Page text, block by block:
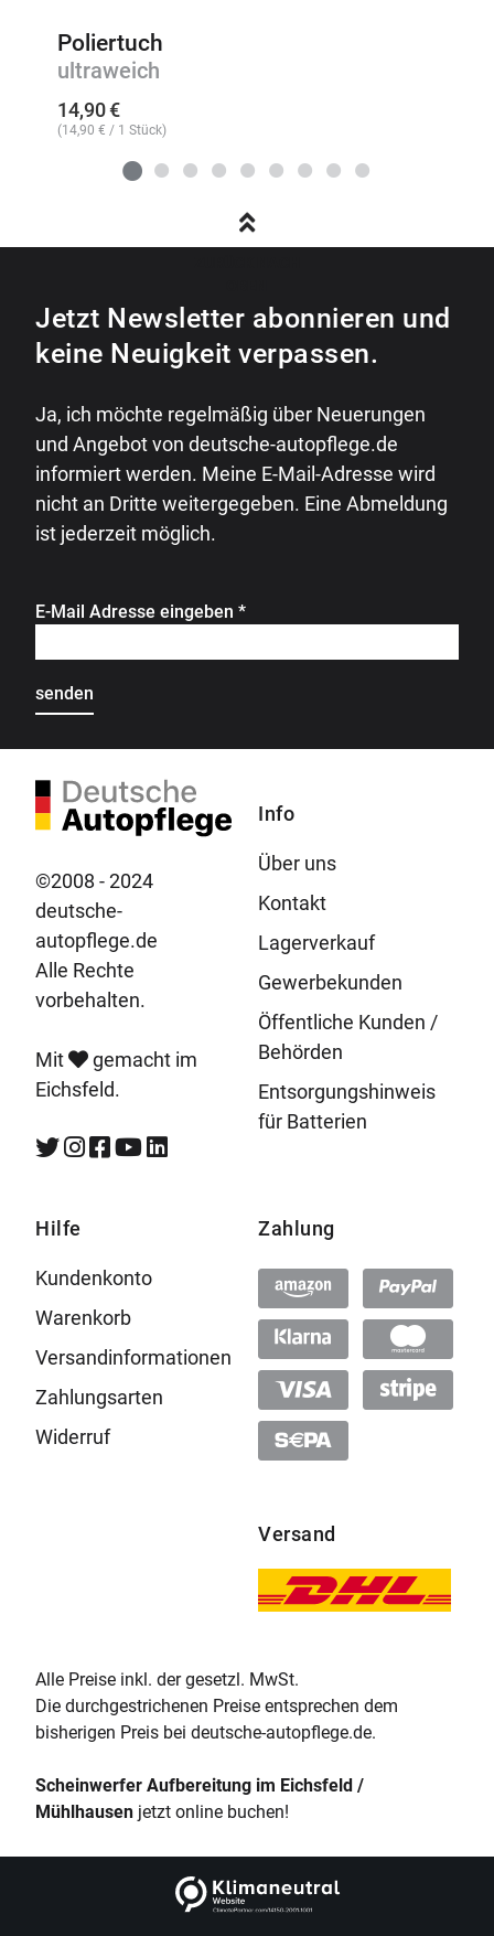
Poliertuch
ultraweich
14,90€
(14,90 € / 1 Stück)
Jetzt Newsletter abonnieren und
keine Neuigkeit verpassen.
Ja, ich möchte regelmäßig über Neuerungen
und Angebot von deutsche-autopflege.de
informiert werden. Meine E-Mail-Adresse wird
nicht an Dritte weitergegeben. Eine Abmeldung
ist jederzeit möglich.
E-Mail Adresse eingeben*
©2008 - 2024
deutsche-
autopflege.de
Alle Rechte
vorbehalten.
Mit
gemacht im
Eichsfeld.
Info
Über uns
Kontakt
Lagerverkauf
Gewerbekunden
Öffentliche Kunden /
Behörden
Entsorgungshinweis
für Batterien
Hilfe
Kundenkonto
Warenkorb
Versandinformationen
Zahlungsarten
Widerruf
Zahlung
Versand
Alle Preise inkl. der gesetzl. MwSt.
Die durchgestrichenen Preise entsprechen dem
bisherigen Preis bei deutsche-autopflege.de.
Scheinwerfer Aufbereitung im Eichsfeld /
Mühlhausen jetzt online buchen!